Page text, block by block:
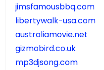
jimsfamousbbq.com
libertywalk-usa.com
australiamovie.net
gizmobird.co.uk
mp3djsong.com